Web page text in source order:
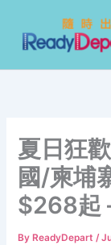
content
夏日狂
國/柬埔
$268起
By ReadyDepart/